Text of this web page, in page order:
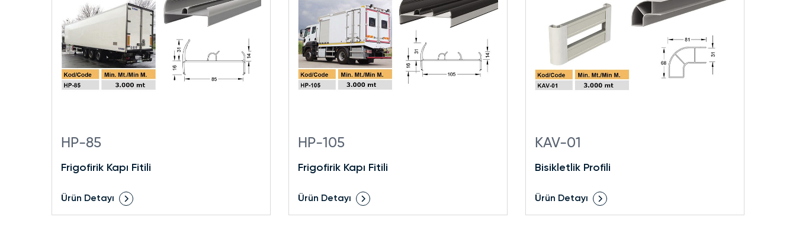
HP-85
Frigofirik Kapı Fitili
Ürün Detayı
HP-105
Frigofirik Kapı Fitili
Ürün Detayı
KAV-01
Bisikletlik Profili
Ürün Detayı